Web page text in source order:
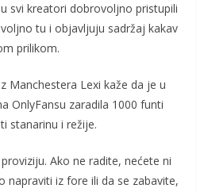
svi kreatori dobrovoljno pristupili
tu i objavljuju sadržaj kakav
prilikom.
Manchestera Lexi kaže da je u
OnlyFansu zaradila 1000 funti
stanarinu i režije.
Ako ne radite, nećete ni
napraviti iz fore ili da se zabavite,